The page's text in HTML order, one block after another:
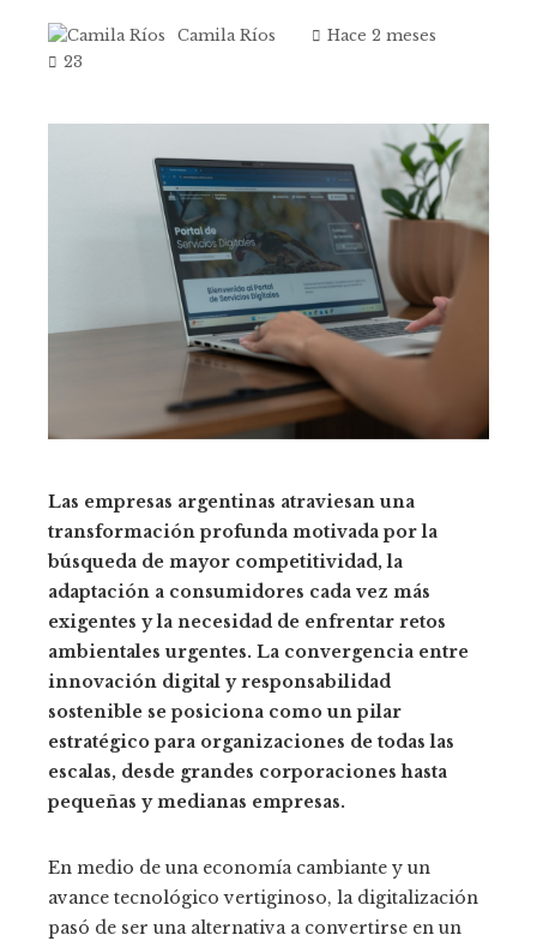
Camila Ríos
Hace 2 meses
23
Las empresas argentinas atraviesan una
transformación profunda motivada por la
búsqueda de mayor competitividad, la
adaptación a consumidores cada vez más
exigentes y la necesidad de enfrentar retos
ambientales urgentes. La convergencia entre
innovación digital y responsabilidad
sostenible se posiciona como un pilar
estratégico para organizaciones de todas las
escalas, desde grandes corporaciones hasta
pequeñas y medianas empresas.
En medio de una economía cambiante y un
avance tecnológico vertiginoso, la digitalización
pasó de ser una alternativa a convertirse en un